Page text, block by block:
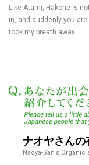
Like Atami, Hakone is
in, and suddenly you
took my breath away.
ナオヤさんの
Naoya-San's Organic